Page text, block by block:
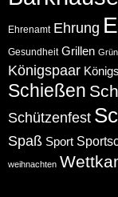
Ehrenamt Ehrung
Gesundheit Grillen
Königspaar
Schießen
Schützenfest
Spaß Sport
weihnachten